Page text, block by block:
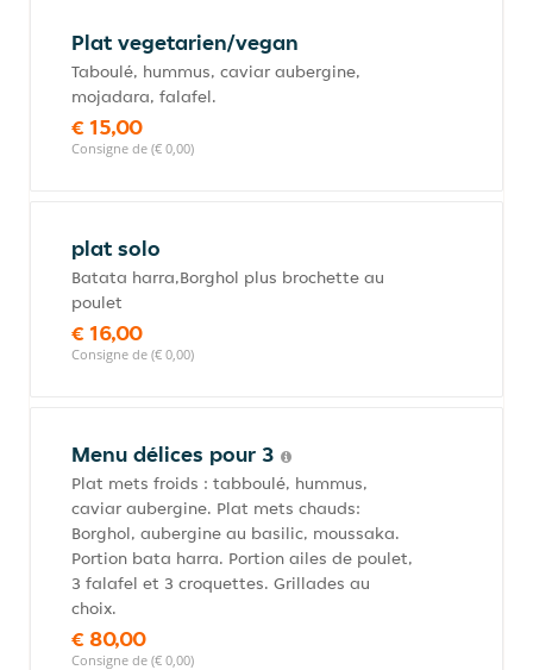
Plat vegetarien/vegan
Taboulé, hummus, caviar aubergine,
mojadara, falafel.
€ 15,00
Consigne de (€ 0,00)
plat solo
Batata harra,Borghol plus brochette au
poulet
€ 16,00
Consigne de (€ 0,00)
Menu délices pour 3
Plat mets froids : tabboulé, hummus,
caviar aubergine. Plat mets chauds:
Borghol, aubergine au basilic, moussaka.
Portion bata harra. Portion ailes de poulet,
3 falafel et 3 croquettes. Grillades au
choix.
€ 80,00
Consigne de (€ 0,00)